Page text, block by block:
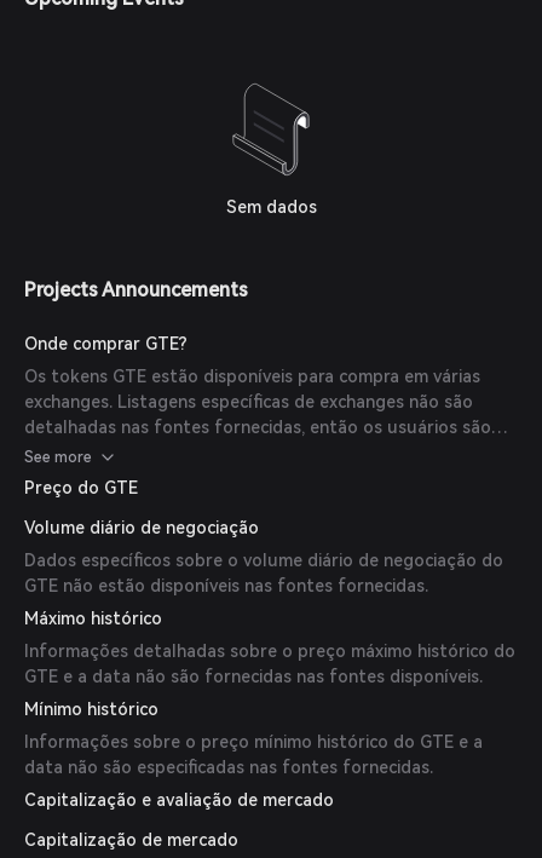
Sem dados
Projects Announcements
Onde comprar GTE?
Os tokens GTE estão disponíveis para compra em várias
exchanges. Listagens específicas de exchanges não são
detalhadas nas fontes fornecidas, então os usuários são
aconselhados a verificar as principais exchanges de
criptomoedas para disponibilidade.
See more
Preço do GTE
Volume diário de negociação
Dados específicos sobre o volume diário de negociação do
GTE não estão disponíveis nas fontes fornecidas.
Máximo histórico
Informações detalhadas sobre o preço máximo histórico do
GTE e a data não são fornecidas nas fontes disponíveis.
Mínimo histórico
Informações sobre o preço mínimo histórico do GTE e a
data não são especificadas nas fontes fornecidas.
Capitalização e avaliação de mercado
Capitalização de mercado